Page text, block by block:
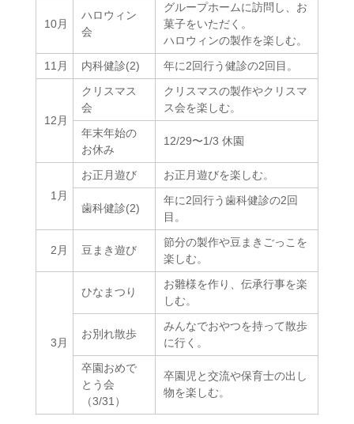
10月
ハロウィン
会
グループホームに訪問し、お
菓子をいただく。
ハロウィンの製作を楽しむ。
11月
内科健診(2) 年に2回行う健診の2回目。
12月
クリスマス
会
クリスマスの製作やクリスマ
ス会を楽しむ。
年末年始の
お休み
12/29〜1/3 休園
1月
お正月遊び お正月遊びを楽しむ。
歯科健診(2)
年に2回行う歯科健診の2回
目。
2月 豆まき遊び
節分の製作や豆まきごっこを
楽しむ。
3月
ひなまつり
お雛様を作り、伝承行事を楽
しむ。
お別れ散歩
みんなでおやつを持って散歩
に行く。
卒園おめで
とう会
（3/31）
卒園児と交流や保育士の出し
物を楽しむ。